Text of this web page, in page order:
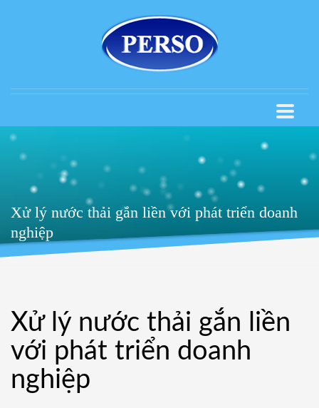
Xử lý nước thải gắn liền với phát triển doanh
nghiệp
Xử lý nước thải gắn liền
với phát triển doanh
nghiệp